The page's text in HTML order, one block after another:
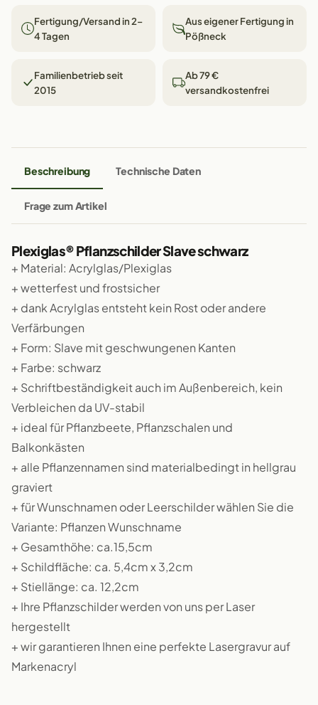
Fertigung/Versand in 2–
4 Tagen
Aus eigener Fertigung in
Pößneck
Familienbetrieb seit
2015
Ab 79 €
versandkostenfrei
Beschreibung Technische Daten
Frage zum Artikel
Plexiglas® Pflanzschilder Slave schwarz
+ Material: Acrylglas/Plexiglas
+ wetterfest und frostsicher
+ dank Acrylglas entsteht kein Rost oder andere
Verfärbungen
+ Form: Slave mit geschwungenen Kanten
+ Farbe: schwarz
+ Schriftbeständigkeit auch im Außenbereich, kein
Verbleichen da UV-stabil
+ ideal für Pflanzbeete, Pflanzschalen und
Balkonkästen
+ alle Pflanzennamen sind materialbedingt in hellgrau
graviert
+ für Wunschnamen oder Leerschilder wählen Sie die
Variante: Pflanzen Wunschname
+ Gesamthöhe: ca.15,5cm
+ Schildfläche: ca. 5,4cm x 3,2cm
+ Stiellänge: ca. 12,2cm
+ Ihre Pflanzschilder werden von uns per Laser
hergestellt
+ wir garantieren Ihnen eine perfekte Lasergravur auf
Markenacryl